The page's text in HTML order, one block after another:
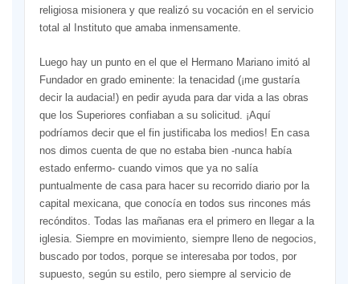
religiosa misionera y que realizó su vocación en el servicio
total al Instituto que amaba inmensamente.
Luego hay un punto en el que el Hermano Mariano imitó al
Fundador en grado eminente: la tenacidad (¡me gustaría
decir la audacia!) en pedir ayuda para dar vida a las obras
que los Superiores confiaban a su solicitud. ¡Aquí
podríamos decir que el fin justificaba los medios! En casa
nos dimos cuenta de que no estaba bien -nunca había
estado enfermo- cuando vimos que ya no salía
puntualmente de casa para hacer su recorrido diario por la
capital mexicana, que conocía en todos sus rincones más
recónditos. Todas las mañanas era el primero en llegar a la
iglesia. Siempre en movimiento, siempre lleno de negocios,
buscado por todos, porque se interesaba por todos, por
supuesto, según su estilo, pero siempre al servicio de